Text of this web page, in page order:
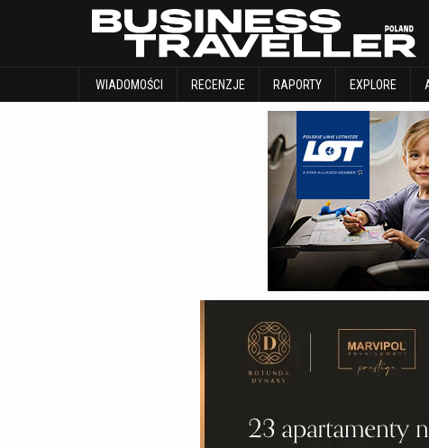
WIADOMOŚCI RECENZJE RAPORTY EXPLORE
WIADOMOŚCI RECENZJE